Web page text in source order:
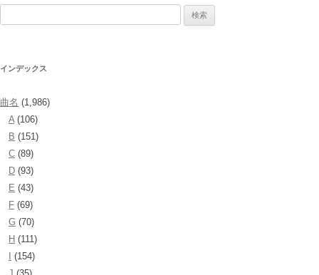
インデックス
曲名 (1,986)
A(106)
B (151)
C (89)
D (93)
E (43)
F (69)
G (70)
H (111)
(154)